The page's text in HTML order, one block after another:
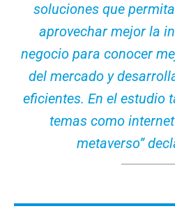
soluciones que
aprovechar mejor la
negocio para conocer
del mercado y
eficientes. En el estudio
temas como
metaverso”